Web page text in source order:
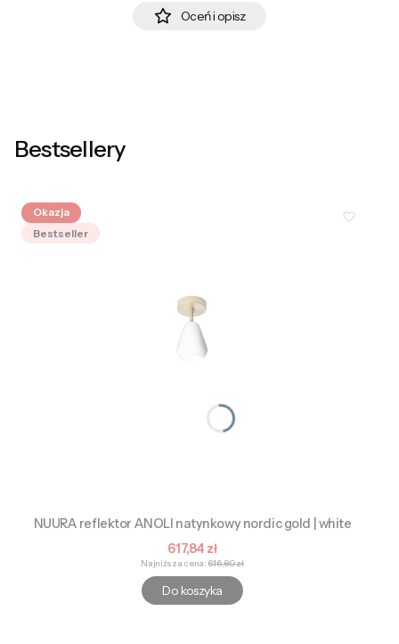
Oceń i opisz
Bestsellery
Okazja
Bestseller
NUURA reflektor ANOLI natynkowy nordic gold | white
Cena promocyjna
617,84 zł
Najniższa cena: 616,80 zł
Do koszyka